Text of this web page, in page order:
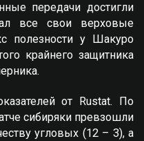
передачи достигли
все свои верховые
полезности у Шакуро
крайнего защитника
от Rustat. По
сибиряки превзошли
угловых (12 – 3), а